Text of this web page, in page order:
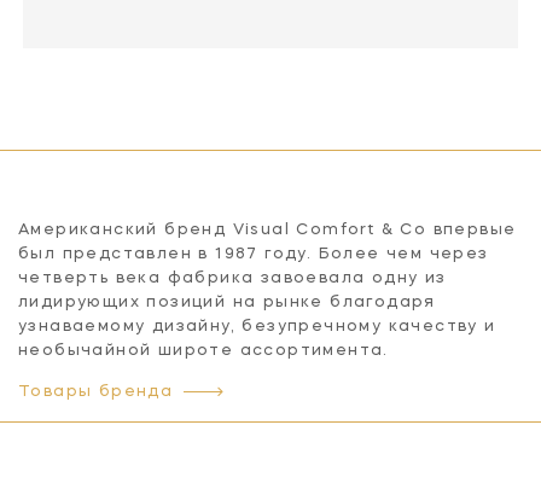
Американский бренд Visual Comfort & Co впервые
был представлен в 1987 году. Более чем через
четверть века фабрика завоевала одну из
лидирующих позиций на рынке благодаря
узнаваемому дизайну, безупречному качеству и
необычайной широте ассортимента.
Товары бренда